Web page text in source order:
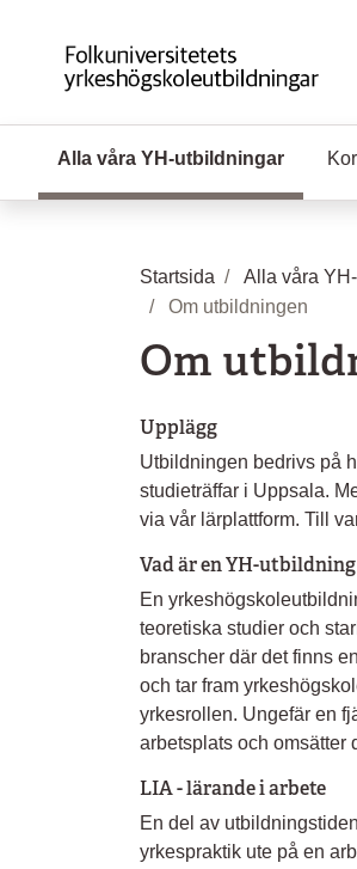
Alla våra YH-utbildningar
Startsida Alla våra
Om utbildningen
Om
Upplägg
Utbildningen bedrivs på
studieträffar i Uppsala.
via vår lärplattform. Till
Vad är en YH-
En
teoretiska studier och
branscher där det finns
och tar fram
yrkesrollen. Ungefär en
arbetsplats och omsätter
LIA - lärande i arbete
En del av
yrkespraktik ute på en